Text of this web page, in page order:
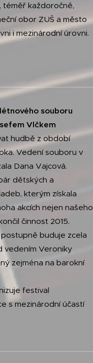
téměř každoročně,
obor ZUŠ a město
i mezinárodní úrovni.
souboru
Vlčkem
hudbě z období
Vedení souboru v
Dana Vajcová.
dětských a
kterým získala
akcích nejen našeho
činnost 2015.
buduje zcela
vedením Veroniky
zejména na barokní
festival
s mezinárodní účastí